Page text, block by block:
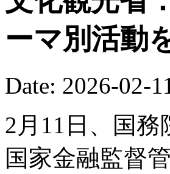
ーマ別活動
Date: 2026-02-11
2月11日、国
国家金融監督